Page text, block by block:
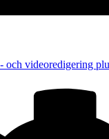
och videoredigering